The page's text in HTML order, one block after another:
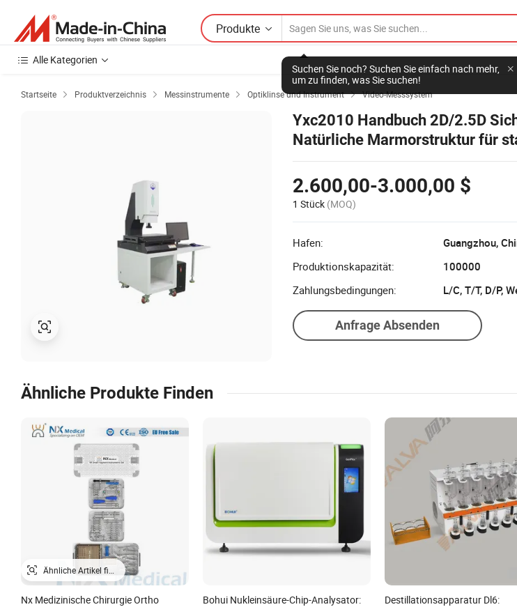
Produkte
Suchen Sie noch? Suchen Sie einfach nach mehr,
um zu finden, was Sie suchen!
Alle Kategorien
Startseite  Produktverzeichnis  Messinstrumente  Optiklinse und Instrument  Video-Messsystem
Yxc2010 Handbuch 2D/2.5D
Natürliche Marmorstruktur für
Maßanalyse
2.600,00-3.000,00 $
1 Stück (MOQ)
Hafen:
Guangzhou,
Produktionskapazität:
100000
Zahlungsbedingungen:
Anfrage Absenden
Ähnliche Produkte Finden
Nx Medizinische Chirurgie Ortho
Bohui Nukleinsäure-Chip-Analysator:
Destillationsapparatur Dl6: